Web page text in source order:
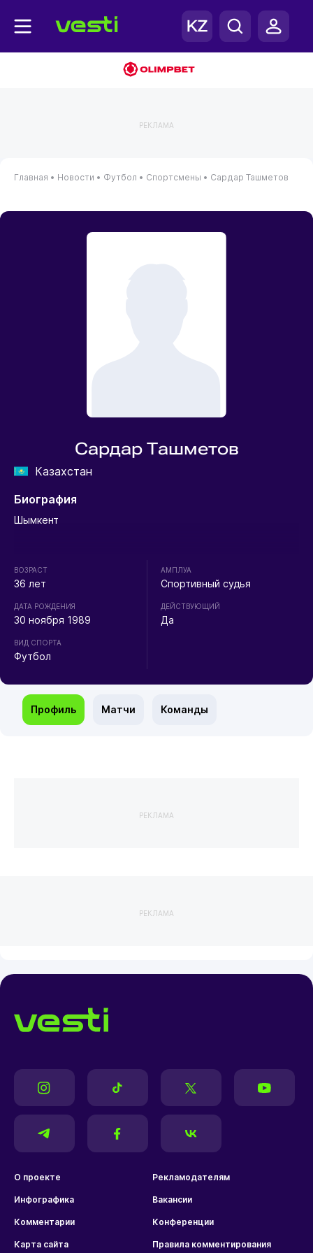
РЕКЛАМА
Главная • Новости • Футбол • Спортсмены • Сардар Ташметов
Сардар Ташметов
Казахстан
Биография
Шымкент
ВОЗРАСТ
36 лет
ДАТА РОЖДЕНИЯ
30 ноября 1989
ВИД СПОРТА
Футбол
АМПЛУА
Спортивный судья
ДЕЙСТВУЮЩИЙ
Да
Профиль Матчи Команды
РЕКЛАМА
РЕКЛАМА
О проекте Рекламодателям
Инфографика Вакансии
Комментарии Конференции
Карта сайта Правила комментирования